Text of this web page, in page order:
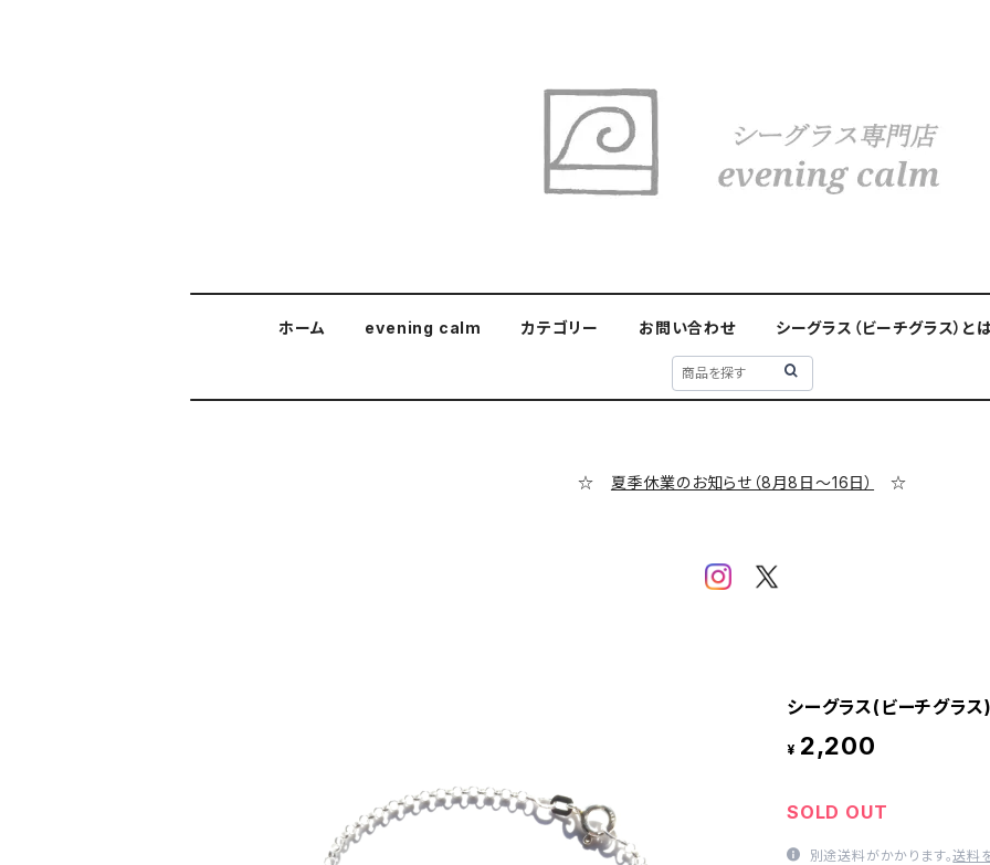
ホーム evening calm カテゴリー お問い合わせ シーグラス（ビーチグラス）と
☆ 夏季休業のお知らせ（8月8日～16日） ☆
シーグラス(ビーチグラ
¥ 2,200
SOLD OUT
別途送料がかかります。送料